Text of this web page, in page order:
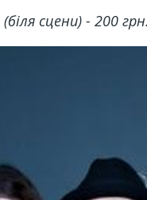
сцени) - 200